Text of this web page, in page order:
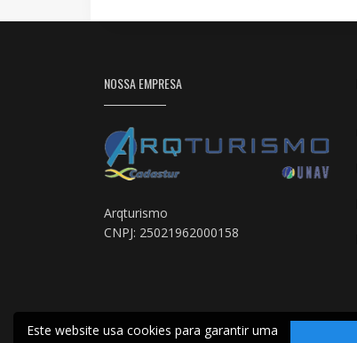
NOSSA EMPRESA
Arqturismo
CNPJ: 25021962000158
Este website usa cookies para garantir uma